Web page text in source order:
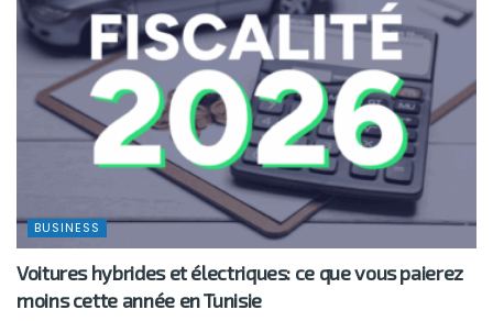
BUSINESS
Voitures hybrides et électriques: ce que vous paierez
moins cette année en Tunisie